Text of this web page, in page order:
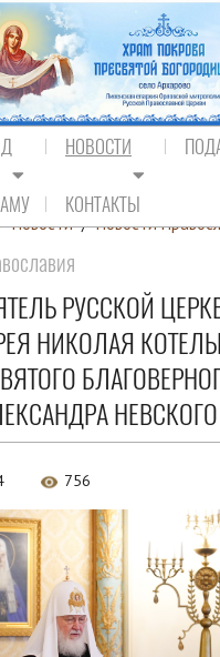
НОВОСТИ
КОНТАКТЫ
Новости / Новости
РУССКОЙ
НИКОЛАЯ
756